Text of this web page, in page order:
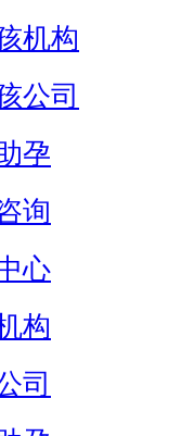
机构
公司
孕
询
心
构
司